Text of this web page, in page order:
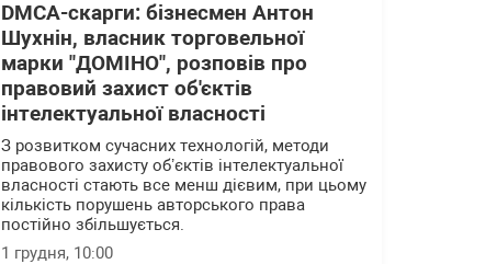
DMCA-скарги: бізнесмен Антон
Шухнін, власник торговельної
марки "ДОМІНО", розповів про
правовий захист об'єктів
інтелектуальної власності
З розвитком сучасних технологій, методи
правового захисту обʼєктів інтелектуальної
власності стають все менш дієвим, при цьому
кількість порушень авторського права
постійно збільшується.
1 грудня, 10:00